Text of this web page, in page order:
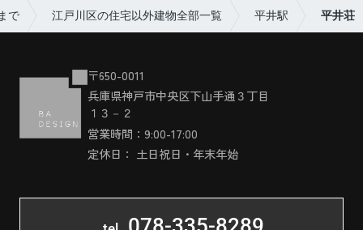
で 江戸川区の住宅以外建物全部一覧 平井駅 平井荘
〒650-0011
兵庫県神戸市中央区下山手通３丁目
１３－２
営業時間：9:00-17:00
定休日： 土日祝日・年末年始